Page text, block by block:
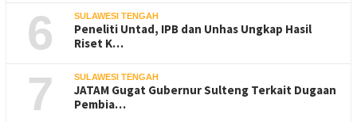
6 SULAWESI TENGAH
Peneliti Untad, IPB dan Unhas Ungkap Hasil
Riset K…
7 SULAWESI TENGAH
JATAM Gugat Gubernur Sulteng Terkait Dugaan
Pembia…